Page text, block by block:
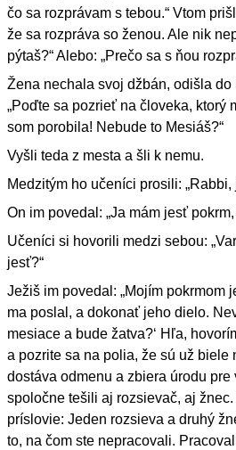
čo sa rozprávam s tebou.“ Vtom
že sa rozpráva so ženou. Ale nik
pýtaš?“ Alebo: „Prečo sa s ňou
Žena nechala svoj džbán, odišla
„Poďte sa pozrieť na človeka, ktorý
som porobila! Nebude to Mesiáš?“
Vyšli teda z mesta a šli k nemu.
Medzitým ho učeníci prosili: „Rabbi,
On im povedal: „Ja mám jesť
Učeníci si hovorili medzi sebou:
jesť?“
Ježiš im povedal: „Mojím pokrmom
ma poslal, a dokonať jeho dielo.
mesiace a bude žatva?‘ Hľa,
a pozrite sa na polia, že sú už biele
dostáva odmenu a zbiera úrodu pre
spoločne tešili aj rozsievač, aj
príslovie: Jeden rozsieva a druhý
to, na čom ste nepracovali.